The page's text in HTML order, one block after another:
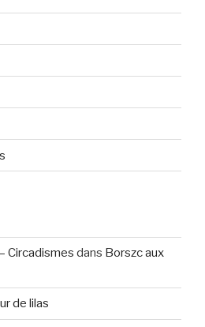
Circadismes dans Borszc aux
de lilas